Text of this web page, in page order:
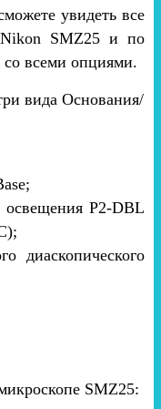
увидеть все
Nikon SMZ25 и по
со всеми опциями.
вида Основания/
освещения P2-DBL
диаскопического
SMZ25: